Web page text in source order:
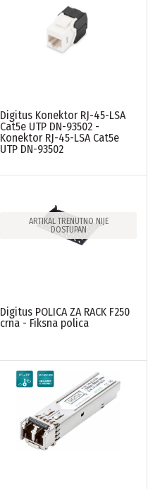
Digitus Konektor RJ-45-LSA
Cat5e UTP DN-93502 -
Konektor RJ-45-LSA Cat5e
UTP DN-93502
ARTIKAL TRENUTNO NIJE
DOSTUPAN
Digitus POLICA ZA RACK F250
crna - Fiksna polica